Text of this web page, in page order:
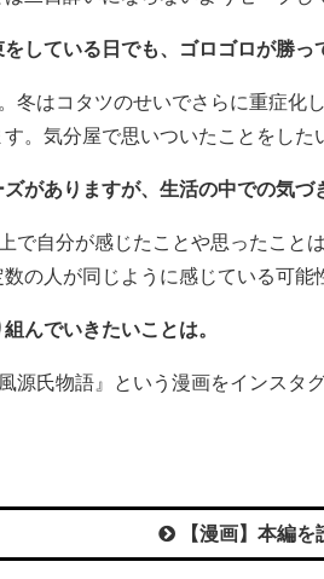
している日でも、ゴロゴロが勝っ
冬はコタツのせいでさらに重症化
。気分屋で思いついたことをした
がありますが、生活の中での気づ
で自分が感じたことや思ったこと
の人が同じように感じている可能
んでいきたいことは。
源氏物語』という漫画をインスタ
【漫画】本編を